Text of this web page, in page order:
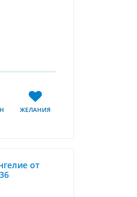
ЖЕЛАНИЯ
от